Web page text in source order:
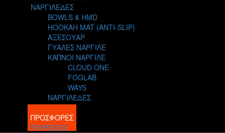
ΝΑΡΓΙΛΕΔΕΣ
BOWLS & HMD
HOOKAH MAT (ANTI-SLIP)
ΑΞΕΣΟΥΑΡ
ΓΥΑΛΕΣ ΝΑΡΓΙΛΕ
ΚΑΠΝΟΙ ΝΑΡΓΙΛΕ
CLOUD ONE
FOGLAB
WAYS
ΝΑΡΓΙΛΕΔΕΣ
BLOG
ΠΡΟΣΦΟΡΕΣ
ΥΠΗΡΕΣΙΕΣ